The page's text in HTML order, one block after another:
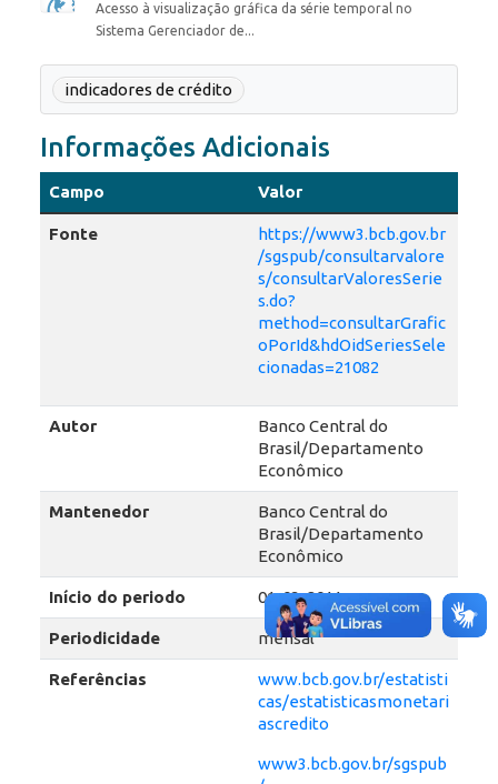
Acesso à visualização gráfica da série temporal no
Sistema Gerenciador de...
indicadores de crédito
Informações Adicionais
Campo Valor
Fonte
https://www3.bcb.gov.br
/sgspub/consultarvalore
s/consultarValoresSerie
s.do?
method=consultarGrafic
oPorId&hdOidSeriesSele
cionadas=21082
Autor
Banco Central do
Brasil/Departamento
Econômico
Mantenedor
Banco Central do
Brasil/Departamento
Econômico
Início do periodo 01-03-2011
Periodicidade mensal
Referências
www.bcb.gov.br/estatisti
cas/estatisticasmonetari
ascredito
www3.bcb.gov.br/sgspub